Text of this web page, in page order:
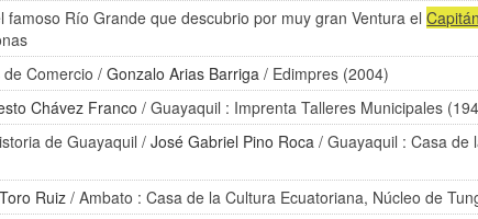
famoso Río Grande que descubrio por muy gran Ventura elCapitán
Comercio /Gonzalo Arias Barriga / Edimpres (2004)
Chávez Franco / Guayaquil : Imprenta Talleres Municipales
de Guayaquil /José Gabriel Pino Roca / Guayaquil : Casa de
Ruiz / Ambato : Casa de la Cultura Ecuatoriana, Núcleo de